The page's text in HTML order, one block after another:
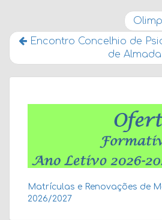
Encontro Concelhio de
de Almada
Matrículas e Renovações de
2026/2027